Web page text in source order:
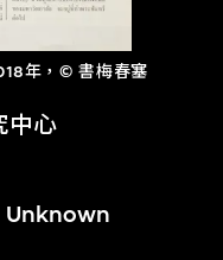
年，© 書梅春塞
中心
Unknown